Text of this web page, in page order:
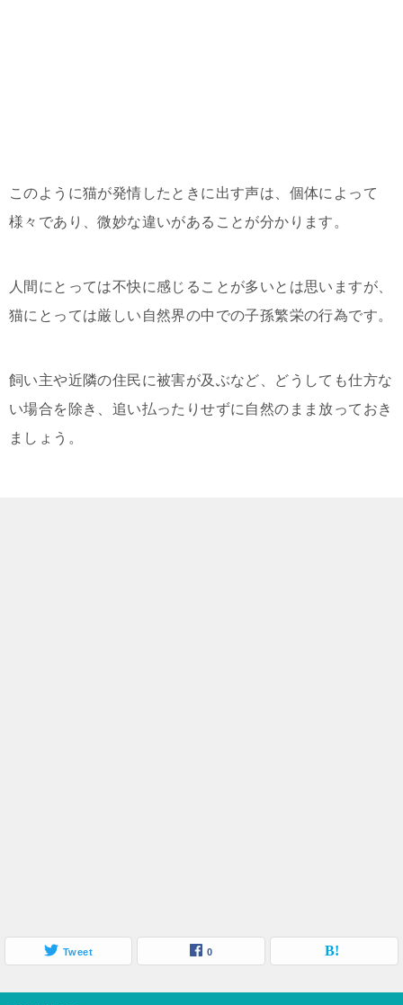
このように猫が発情したときに出す声は、個体によって
様々であり、微妙な違いがあることが分かります。
人間にとっては不快に感じることが多いとは思いますが、
猫にとっては厳しい自然界の中での子孫繁栄の行為です。
飼い主や近隣の住民に被害が及ぶなど、どうしても仕方な
い場合を除き、追い払ったりせずに自然のまま放っておき
ましょう。
Tweet 0